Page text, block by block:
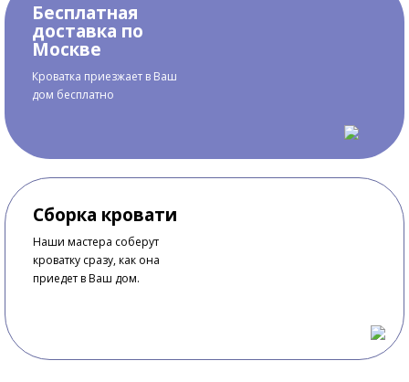
Бесплатная
доставка по
Москве
Кроватка приезжает в Ваш
дом бесплатно
Сборка кровати
Наши мастера соберут
кроватку сразу, как она
приедет в Ваш дом.